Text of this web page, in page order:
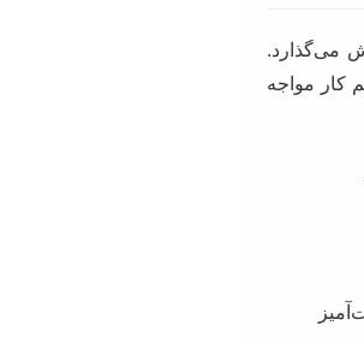
می‌گذارد.
کار مواجه